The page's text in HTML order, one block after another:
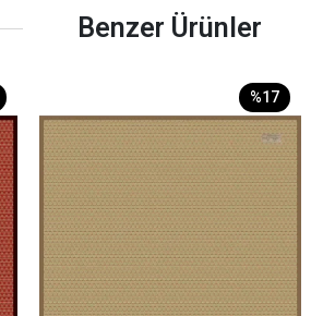
Benzer Ürünler
%17